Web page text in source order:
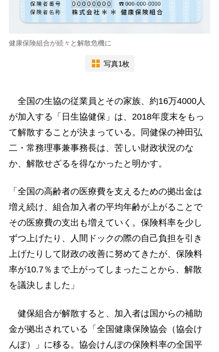
健康保険組合が続々と解散危機に
写真1枚
全国の生協の従業員とその家族、約16万4000人
が加入する「日生協健保」は、2018年度末をもっ
て解散することが決まっている。同健保の神田弘
二・常務理事兼事務長は、苦しい財政状況のな
か、解散せざるを得なかったと明かす。
「全国の高齢者の医療費を支えるための拠出金は
増え続け、組合加入者の平均年齢が上がることで
その医療費の支出も増えていく。保険料率を少し
ずつ上げたり、人間ドックの際の自己負担を引き
上げたりして財政の改善に努めてきたが、保険料
率が10.7％まで上がってしまったことから、解散
を議決しました」
健保組合が解散すると、加入者は国からの補助
金が拠出されている「全国健康保険協会（協会け
んぽ）」に移る。協会けんぽの保険料率の全国平